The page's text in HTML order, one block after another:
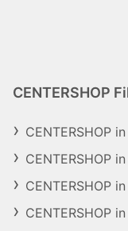
CENTERSHOP
CENTERSHOP
CENTERSHOP
CENTERSHOP
CENTERSHOP